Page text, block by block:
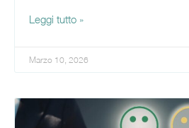
Leggi tutto »
Marzo 10, 2026